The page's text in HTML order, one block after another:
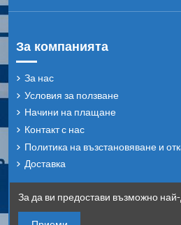
За компанията
За нас
Условия за ползване
Начини на плащане
Контакт с нас
Политика на възстановяване и
Доставка
За да ви предостави възможно най-